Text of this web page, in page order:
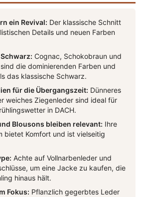
ein Revival: Der klassische Schnitt
Details und neuen Farben
Cognac, Schokobraun und
die dominierenden Farben und
das klassische Schwarz.
für die Übergangszeit: Dünneres
weiches Ziegenleder sind ideal für
in DACH.
Blousons bleiben relevant: Ihre
bietet Komfort und ist vielseitig
Achte auf Vollnarbenleder und
um eine Jacke zu kaufen, die
hinaus hält.
Fokus: Pflanzlich gegerbtes Leder